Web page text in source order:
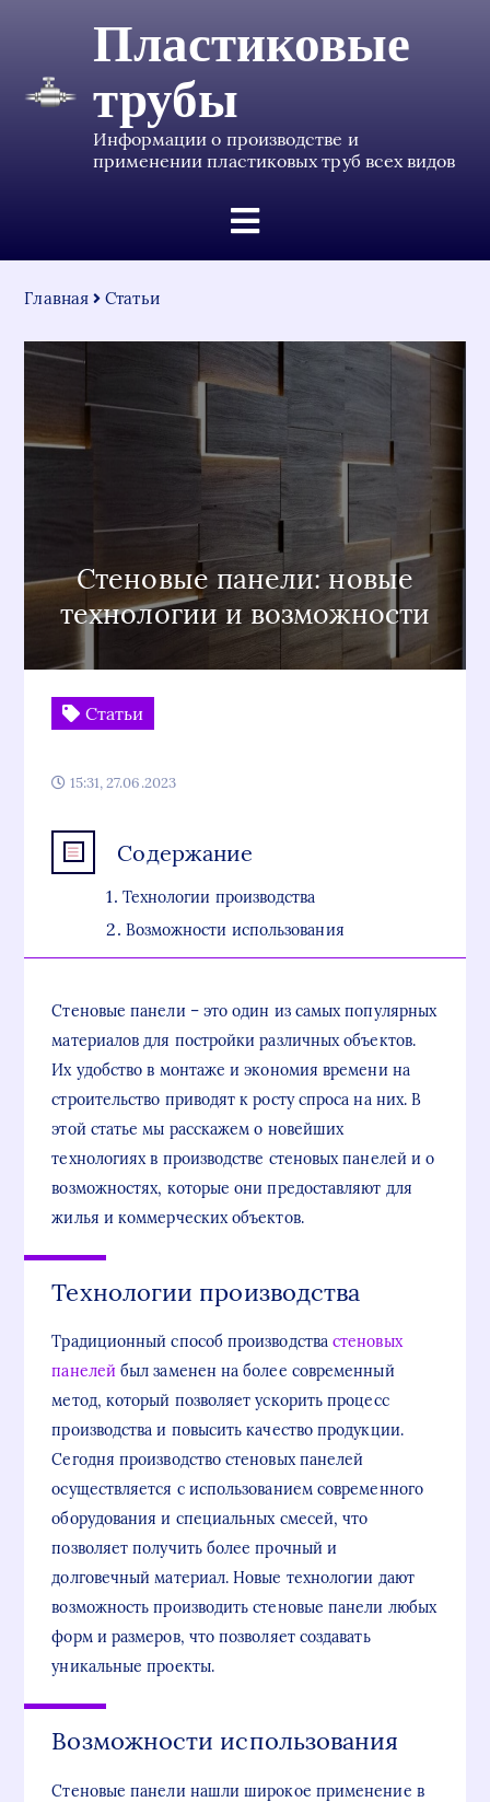
Пластиковые
трубы
Информации о производстве и
применении пластиковых труб всех видов
Главная Статьи
Стеновые панели: новые
технологии и возможности
Статьи
15:31, 27.06.2023
Содержание
Технологии производства
Возможности использования
Стеновые панели – это один из самых популярных
материалов для постройки различных объектов.
Их удобство в монтаже и экономия времени на
строительство приводят к росту спроса на них. В
этой статье мы расскажем о новейших
технологиях в производстве стеновых панелей и о
возможностях, которые они предоставляют для
жилья и коммерческих объектов.
Технологии производства
Традиционный способ производствастеновых
панелей был заменен на более современный
метод, который позволяет ускорить процесс
производства и повысить качество продукции.
Сегодня производство стеновых панелей
осуществляется с использованием современного
оборудования и специальных смесей, что
позволяет получить более прочный и
долговечный материал. Новые технологии дают
возможность производить стеновые панели любых
форм и размеров, что позволяет создавать
уникальные проекты.
Возможности использования
Стеновые панели нашли широкое применение в